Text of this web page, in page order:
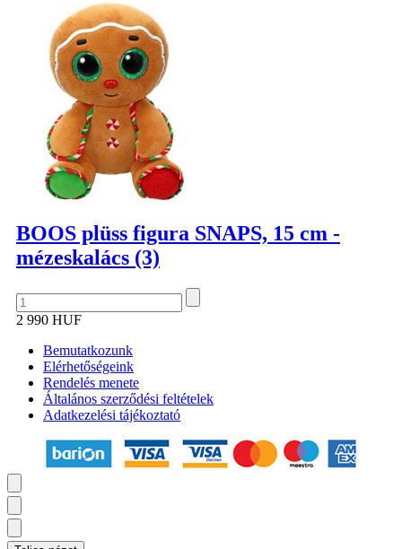
BOOS plüss figura SNAPS, 15 cm -
mézeskalács (3)
2 990 HUF
Bemutatkozunk
Elérhetőségeink
Rendelés menete
Általános szerződési feltételek
Adatkezelési tájékoztató